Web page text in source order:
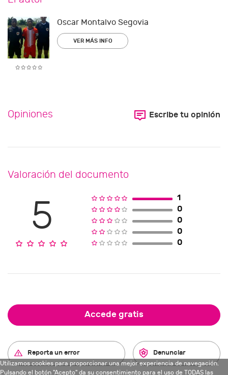
Oscar Montalvo Segovia
VER MÁS INFO
Opiniones Escribe tu opinión
Valoración del documento
5
1
0
0
0
0
Accede gratis
Reporta un error Denunciar
Utilizamos cookies para proporcionar una mejor experiencia de navegación.
Pulsando el botón "Acepto" da su consentimiento para el uso de TODAS las